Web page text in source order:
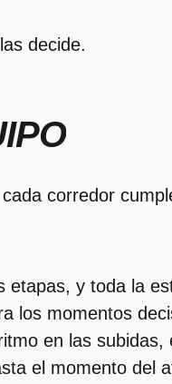
decide.
corredor
y toda la
los momentos
en las subidas,
el momento del